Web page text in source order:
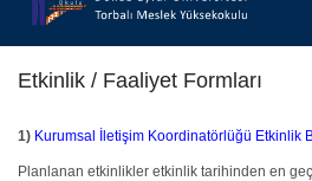
Etkinlik / Faaliyet Formları
1) Kurumsal İletişim Koordinatörlüğü Etkinlik
Planlanan etkinlikler etkinlik tarihinden en